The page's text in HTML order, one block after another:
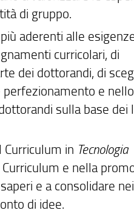
di gruppo.
aderenti alle
curricolari, di
dei dottorandi, di
perfezionamento e nello
sulla base dei
in Tecnologia
e nella
e a consolidare nei
di idee.